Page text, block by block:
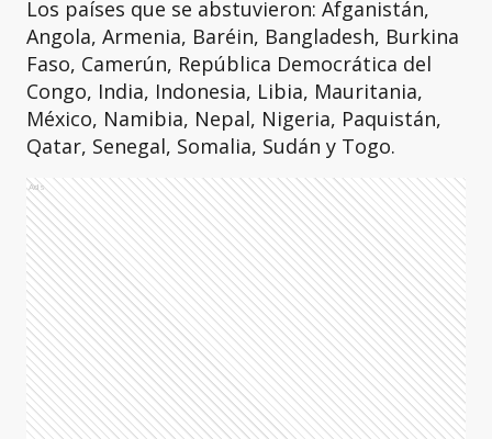
Los países que se abstuvieron: Afganistán,
Angola, Armenia, Baréin, Bangladesh, Burkina
Faso, Camerún, República Democrática del
Congo, India, Indonesia, Libia, Mauritania,
México, Namibia, Nepal, Nigeria, Paquistán,
Qatar, Senegal, Somalia, Sudán y Togo.
Ads